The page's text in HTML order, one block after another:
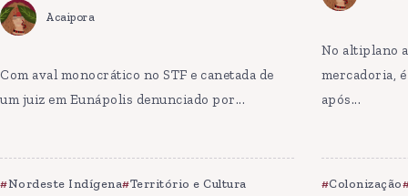
Acaipora
Com aval monocrático no STF e canetada de
um juiz em Eunápolis denunciado por...
Nordeste Indígena Território e Cultura
No altiplano
mercadoria,
após...
Colonização